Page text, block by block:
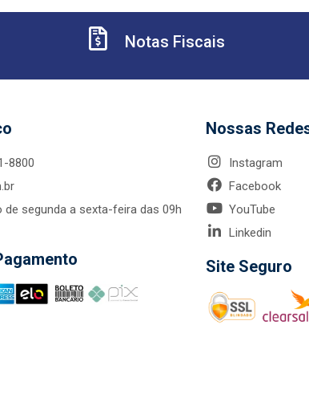
Notas Fiscais
8800
de segunda a sexta-feira das 09h
Nossas
Instagram
Facebook
YouTube
Linkedin
Site Seguro